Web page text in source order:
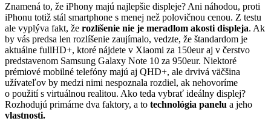
Znamená to, že iPhony majú najlepšie displeje? Ani náhodou, proti
iPhonu totiž stál smartphone s menej než polovičnou cenou. Z testu
ale vyplýva fakt, že rozlíšenie nie je meradlom akosti displeja. Ak
by vás predsa len rozlíšenie zaujímalo, vedzte, že štandardom je
aktuálne fullHD+, ktoré nájdete v Xiaomi za 150eur aj v čerstvo
predstavenom Samsung Galaxy Note 10 za 950eur. Niektoré
prémiové mobilné telefóny majú aj QHD+, ale drvivá väčšina
užívateľov by medzi nimi nespoznala rozdiel, ak nehovoríme
o použití s virtuálnou realitou. Ako teda vybrať ideálny displej?
Rozhodujú primárne dva faktory, a to technológia panelu a jeho
vlastnosti.